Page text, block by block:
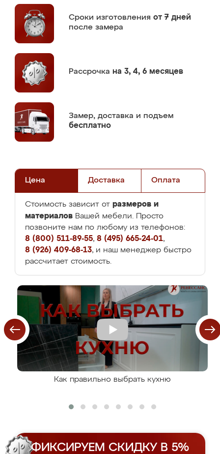
Сроки изготовления от 7 дней
после замера
Рассрочка на 3, 4, 6 месяцев
Замер, доставка и подъем
бесплатно
Цена Доставка Оплата
Стоимость зависит от размеров и
материалов Вашей мебели. Просто
позвоните нам по любому из телефонов:
8 (800) 511-89-55, 8 (495) 665-24-01,
8 (926) 409-68-13, и наш менеджер быстро
рассчитает стоимость.
Как правильно выбрать кухню
ФИКСИРУЕМ СКИДКУ В 5%